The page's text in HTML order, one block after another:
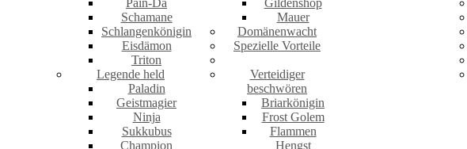
Pain-Da
Schamane
Schlangenkönigin
Eisdämon
Triton
Legende held
Paladin
Geistmagier
Ninja
Sukkubus
Champion
Gildenshop
Mauer
Domänenwacht
Spezielle Vorteile
Verteidiger
beschwören
Briarkönigin
Frost Golem
Flammen
Hengst